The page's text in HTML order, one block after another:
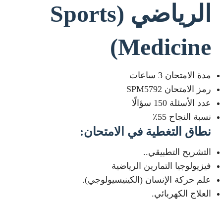
الرياضي
(Sports
Medicine)
مدة الامتحان 3 ساعات
رمز الامتحان SPM5792
عدد الأسئلة 150 سؤالًا
نسبة النجاح 55٪
نطاق التغطية في الامتحان:
التشريح التطبيقي..
فيزيولوجيا التمارين الرياضية
علم حركة الإنسان (الكينيسيولوجي).
العلاج الكهربائي.